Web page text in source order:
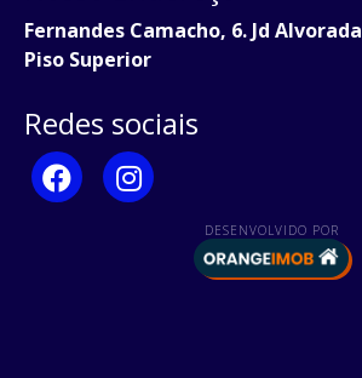
Fernandes Camacho, 6. Jd Alvorada
Piso Superior
Redes sociais
DESENVOLVIDO POR